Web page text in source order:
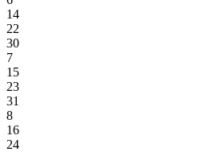
14
22
30
7
15
23
31
8
16
24